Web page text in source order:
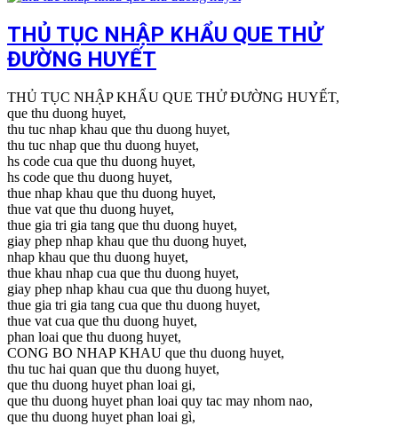
THỦ TỤC NHẬP KHẨU QUE THỬ
ĐƯỜNG HUYẾT
THỦ TỤC NHẬP KHẨU QUE THỬ ĐƯỜNG HUYẾT,
que thu duong huyet,
thu tuc nhap khau que thu duong huyet,
thu tuc nhap que thu duong huyet,
hs code cua que thu duong huyet,
hs code que thu duong huyet,
thue nhap khau que thu duong huyet,
thue vat que thu duong huyet,
thue gia tri gia tang que thu duong huyet,
giay phep nhap khau que thu duong huyet,
nhap khau que thu duong huyet,
thue khau nhap cua que thu duong huyet,
giay phep nhap khau cua que thu duong huyet,
thue gia tri gia tang cua que thu duong huyet,
thue vat cua que thu duong huyet,
phan loai que thu duong huyet,
CONG BO NHAP KHAU que thu duong huyet,
thu tuc hai quan que thu duong huyet,
que thu duong huyet phan loai gi,
que thu duong huyet phan loai quy tac may nhom nao,
que thu duong huyet phan loai gì,